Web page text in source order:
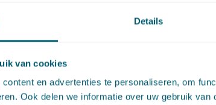
Details
van cookies
en advertenties te personaliseren, om
Ook delen we informatie over uw gebruik
Daarnaast adviseert
van ondernemingsrechtelijke vraagstukken
herstructureringen en privatiseringen.
is lid van de Vereniging Jonge